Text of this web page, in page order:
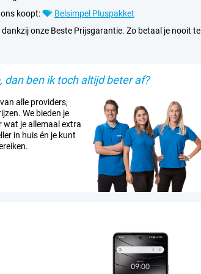
koopt:
Belsimpel Pluspakket
onze Beste Prijsgarantie. Zo betaal je nooit te
dan ben ik toch altijd beter af?
alle providers,
We bieden je
wat je allemaal extra
in huis én je kunt